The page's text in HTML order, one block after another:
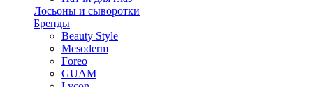
Лосьоны и сыворотки
Бренды
Beauty Style
Mesoderm
Foreo
GUAM